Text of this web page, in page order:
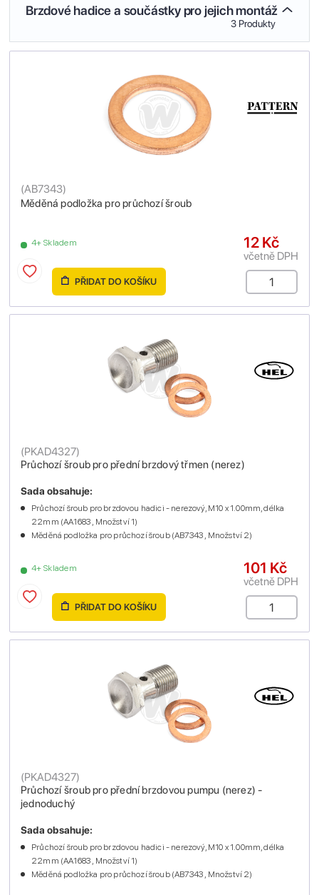
Brzdové hadice a součástky pro jejich montáž
3 Produkty
Měděná podložka pro průchozí šroub
(AB7343)
4+ Skladem 12 Kč
včetně DPH
PŘIDAT DO KOŠÍKU
Průchozí šroub pro přední brzdový třmen (nerez)
(PKAD4327)
4+ Skladem
Sada obsahuje:
Průchozí šroub pro brzdovou hadici - nerezový, M10 x 1.00mm, délka
22mm (AA1683 , Množství 1)
Měděná podložka pro průchozí šroub (AB7343 , Množství 2)
101 Kč
včetně DPH
PŘIDAT DO KOŠÍKU
Průchozí šroub pro přední brzdovou pumpu (nerez) -
jednoduchý
(PKAD4327)
Sada obsahuje:
Průchozí šroub pro brzdovou hadici - nerezový, M10 x 1.00mm, délka
22mm (AA1683 , Množství 1)
Měděná podložka pro průchozí šroub (AB7343 , Množství 2)